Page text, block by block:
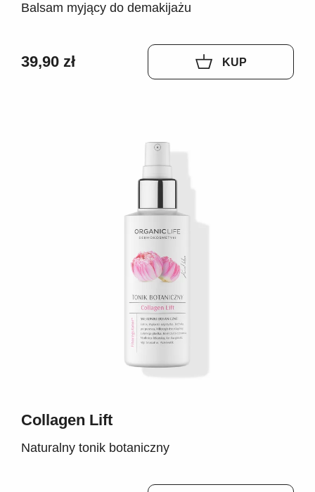
Balsam myjący do demakijażu
39,90 zł KUP
Collagen Lift
Naturalny tonik botaniczny